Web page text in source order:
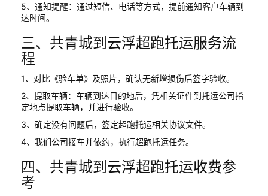
5、通知提醒：通过短信、电话等方式，提前通知客户车辆到
达时间。
三、共青城到云浮超跑托运服务流
程
1、对比《验车单》及照片，确认无新增损伤后签字验收。
2、提取车辆：车辆到达目的地后，凭相关证件到托运公司指
定地点提取车辆，并进行验收。
3、确定没有问题后，签定超跑托运相关协议文件。
4、我们公司接车并依约，执行超跑托运任务。
四、共青城到云浮超跑托运收费参
考